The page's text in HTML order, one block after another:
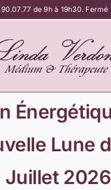
de 9h à 19h30.
Lune
Juillet 2026